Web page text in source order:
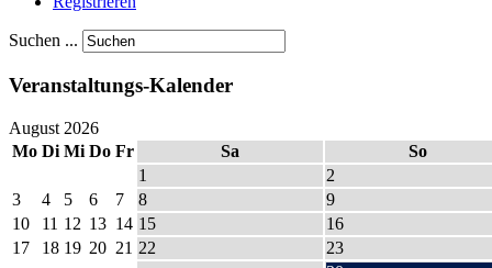
Suchen ...
Veranstaltungs-Kalender
August 2026
Mo Di Mi Do Fr Sa
So
1
2
3
4 5 6 7 8
9
10
11 12 13 14 15
16
17
18 19 20 21 22 23